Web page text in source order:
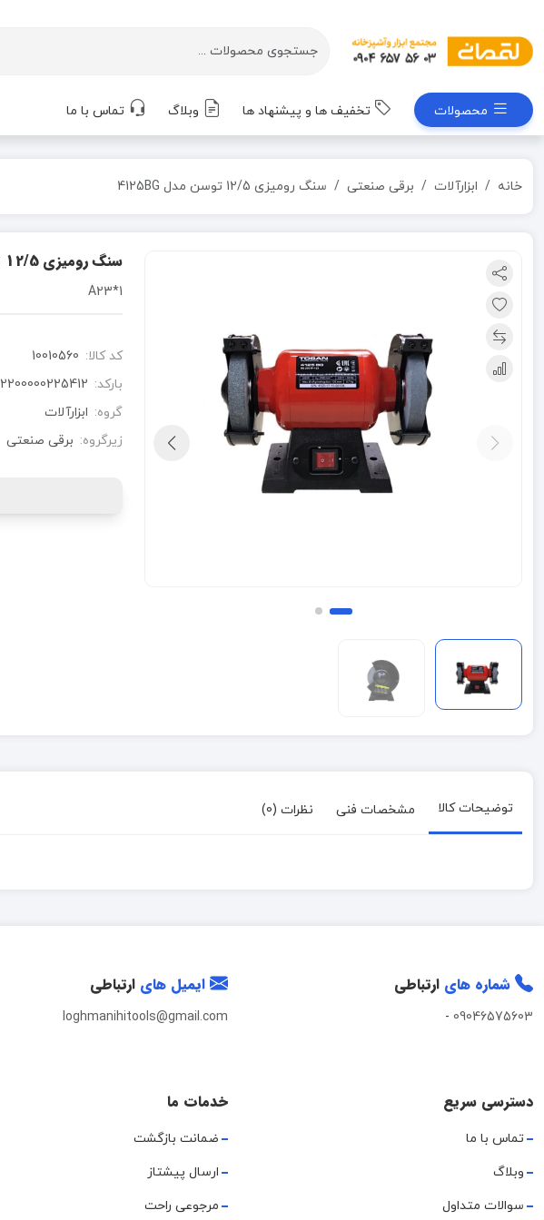
محصولات تخفیف ها و پیشنهاد ها وبلاگ تماس با ما
خانه ابزارآلات برقی صنعتی سنگ رومیزی 12/5 توسن مدل 4125BG
سنگ رومیزی 12/5 توسن مدل 4125BG
1*A23
کد کالا: 10010560
بارکد: 2200000225412
گروه: ابزارآلات
زیرگروه: برقی صنعتی
توضیحات کالا مشخصات فنی نظرات (0)
شماره های ارتباطی
09046575603
-
ایمیل های ارتباطی
loghmanihitools@gmail.com
دسترسی سریع
تماس با ما
وبلاگ
سوالات متداول
خدمات ما
ضمانت بازگشت
ارسال پیشتاز
مرجوعی راحت